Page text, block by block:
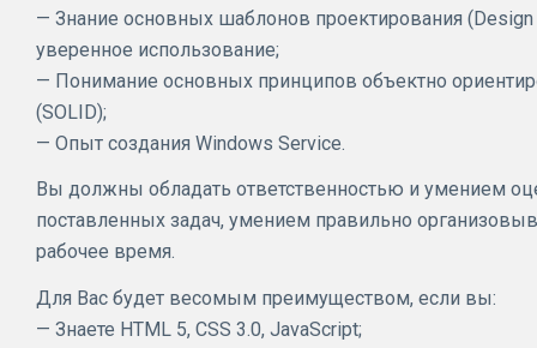
— Знание основных шаблонов проектирования (Design
уверенное использование;
— Понимание основных принципов объектно
(SOLID);
— Опыт создания Windows Service.
Вы должны обладать ответственностью и умением
поставленных задач, умением правильно
рабочее время.
Для Вас будет весомым преимуществом, если вы:
— Знаете HTML 5, CSS 3.0, JavaScript;